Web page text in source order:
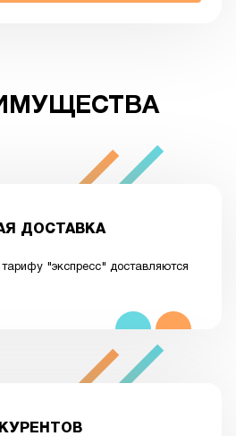
ДОСТАВКА
"экспресс" доставляются